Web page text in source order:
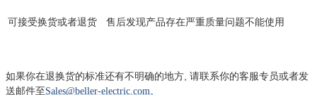
可接受换货或者退货 售后发现产品存在严重质量问题不能使用
如果你在退换货的标准还有不明确的地方, 请联系你的客服专员或者发
送邮件至Sales@beller-electric.com 。